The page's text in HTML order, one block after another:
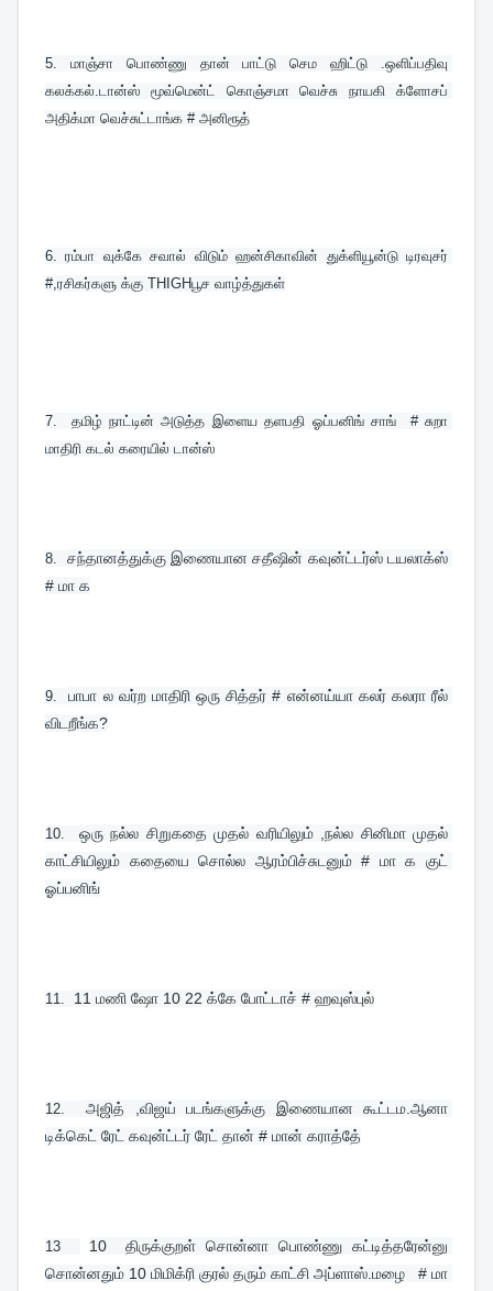
5. மாஞ்சா பொண்ணு தான் பாட்டு செம ஹிட்டு .ஒளிப்பதிவு
கலக்கல்.டான்ஸ் மூவ்மென்ட் கொஞ்சமா வெச்சு நாயகி க்ளோசப்
அதிக்மா வெச்சுட்டாங்க # அனிரூத்
6. ரம்பா வுக்கே சவால் விடும் ஹன்சிகாவின் துக்ளியூன்டு டிரவுசர்
#,ரசிகர்களு க்கு THIGHபூச வாழ்த்துகள்
7. தமிழ் நாட்டின் அடுத்த இளைய தளபதி ஓப்பனிங் சாங்  # சுறா
மாதிரி கடல் கரையில் டான்ஸ்
8. சந்தானத்துக்கு இணையான சதீஷின் கவுன்ட்டர்ஸ் டயலாக்ஸ்
# மா க
9. பாபா ல வர்ற மாதிரி ஒரு சித்தர் # என்னய்யா கலர் கலரா ரீல்
விடறீங்க?
10. ஒரு நல்ல சிறுகதை முதல் வரியிலும் ,நல்ல சினிமா முதல்
காட்சியிலும் கதையை சொல்ல ஆரம்பிச்சுடனும் # மா க குட்
ஓப்பனிங்
11. 11 மணி ஷோ 10 22 க்கே போட்டாச் # ஹவுஸ்புல்
12. அஜித் ,விஜய் படங்களுக்கு இணையான கூட்டம.ஆனா
டிக்கெட் ரேட் கவுன்ட்டர் ரேட் தான் # மான் கராத்தே்
13
10  திருக்குறள் சொன்னா பொண்ணு கட்டித்தரேன்னு
சொன்னதும் 10 மிமிக்ரி குரல் தரும் காட்சி அப்ளாஸ்.மழை   # மா